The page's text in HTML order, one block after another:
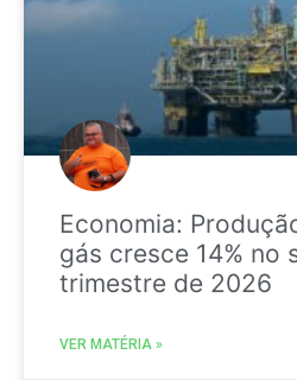
Economia:
gás cresce 14% no
trimestre de 2026
VER MATÉRIA »